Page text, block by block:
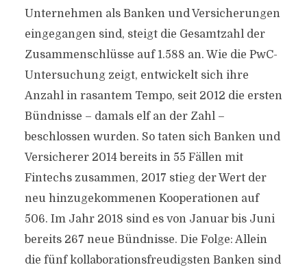
Unternehmen als Banken und Versicherungen
eingegangen sind, steigt die Gesamtzahl der
Zusammenschlüsse auf 1.588 an. Wie die PwC-
Untersuchung zeigt, entwickelt sich ihre
Anzahl in rasantem Tempo, seit 2012 die ersten
Bündnisse – damals elf an der Zahl –
beschlossen wurden. So taten sich Banken und
Versicherer 2014 bereits in 55 Fällen mit
Fintechs zusammen, 2017 stieg der Wert der
neu hinzugekommenen Kooperationen auf
506. Im Jahr 2018 sind es von Januar bis Juni
bereits 267 neue Bündnisse. Die Folge: Allein
die fünf kollaborationsfreudigsten Banken sind